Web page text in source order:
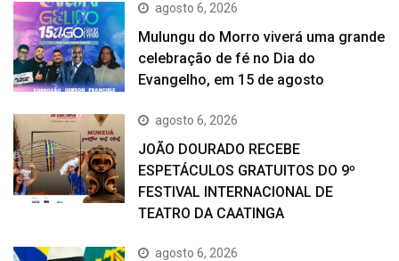
agosto 6, 2026
Mulungu do Morro viverá uma grande
celebração de fé no Dia do
Evangelho, em 15 de agosto
agosto 6, 2026
JOÃO DOURADO RECEBE
ESPETÁCULOS GRATUITOS DO 9º
FESTIVAL INTERNACIONAL DE
TEATRO DA CAATINGA
agosto 6, 2026